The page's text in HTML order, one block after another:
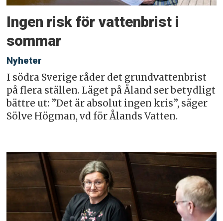
Ingen risk för vattenbrist i
sommar
Nyheter
I södra Sverige råder det grundvattenbrist
på flera ställen. Läget på Åland ser betydligt
bättre ut: ”Det är absolut ingen kris”, säger
Sölve Högman, vd för Ålands Vatten.